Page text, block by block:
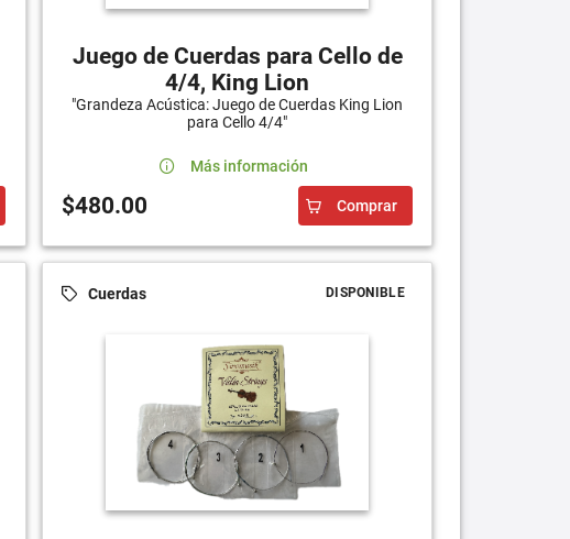
Juego de Cuerdas para Cello de
4/4, King Lion
"Grandeza Acústica: Juego de Cuerdas King Lion
para Cello 4/4"
Más información
$480.00 Comprar
Cuerdas DISPONIBLE